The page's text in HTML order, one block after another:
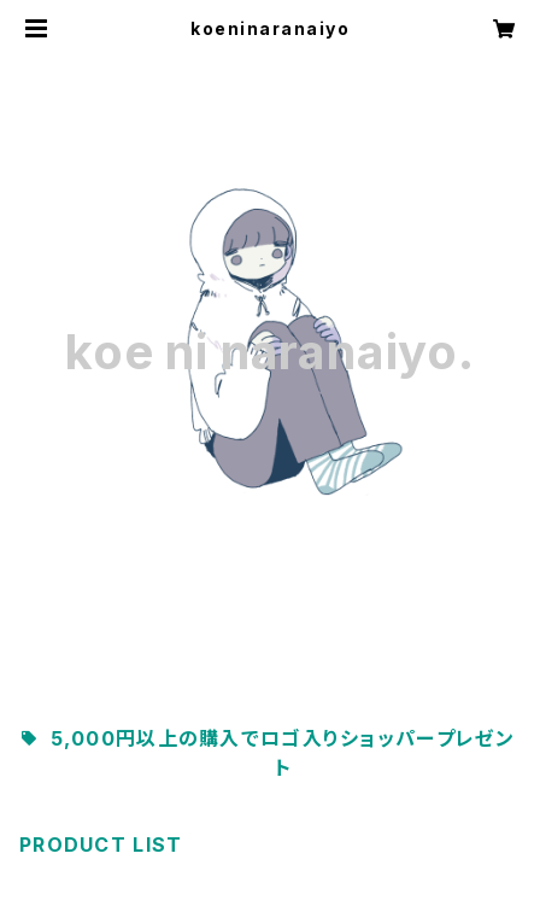
koeninaranaiyo
koe ni naranaiyo.
5,000円以上の購入でロゴ入りショッパープレゼン
ト
PRODUCT LIST